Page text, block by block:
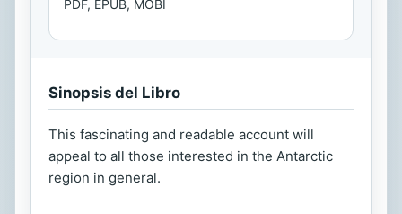
PDF, EPUB, MOBI
Sinopsis del Libro
This fascinating and readable account will
appeal to all those interested in the Antarctic
region in general.